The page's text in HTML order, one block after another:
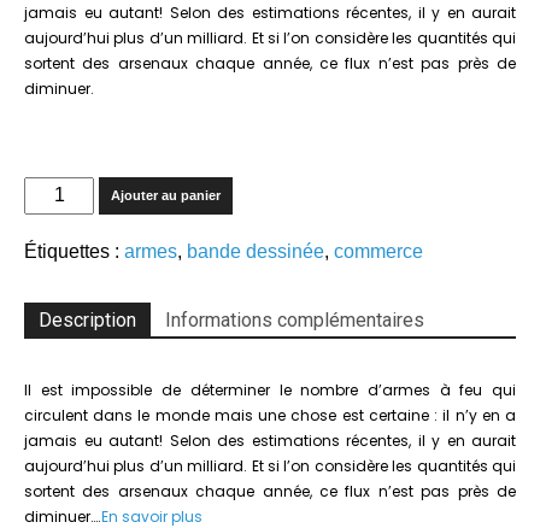
jamais eu autant! Selon des estimations récentes, il y en aurait
aujourd’hui plus d’un milliard. Et si l’on considère les quantités qui
sortent des arsenaux chaque année, ce flux n’est pas près de
diminuer.
quantité
de
Le
commerce
armes
:
business
comme
un
autre
?
Ajouter au panier
Étiquettes : armes, bande dessinée, commerce
Description Informations complémentaires
Il est impossible de déterminer le nombre d’armes à feu qui
circulent dans le monde mais une chose est certaine : il n’y en a
jamais eu autant! Selon des estimations récentes, il y en aurait
aujourd’hui plus d’un milliard. Et si l’on considère les quantités qui
sortent des arsenaux chaque année, ce flux n’est pas près de
diminuer….En savoir plus